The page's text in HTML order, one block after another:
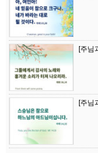
[주님
[주님